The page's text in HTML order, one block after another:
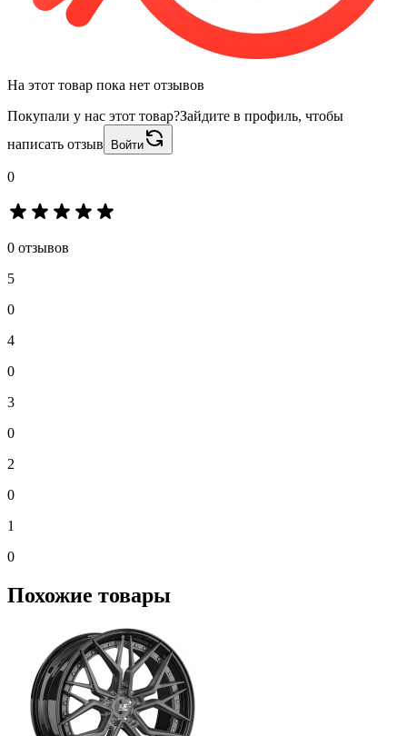
На этот товар пока нет отзывов
Покупали у нас этот товар?Зайдите в профиль, чтобы
написать отзыв
Войти
0
0 отзывов
5
0
4
0
3
0
2
0
1
0
Похожие товары